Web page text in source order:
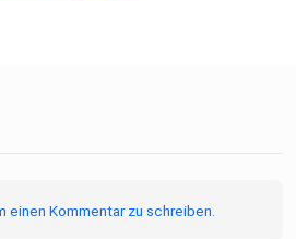
einen Kommentar zu schreiben.